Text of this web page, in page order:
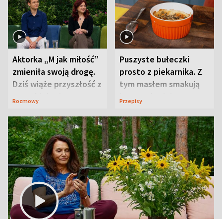
Aktorka „M jak miłość”
zmieniła swoją drogę.
Dziś wiąże przyszłość z
neurobiologią
Rozmowy
Puszyste bułeczki
prosto z piekarnika. Z
tym masłem smakują
jeszcze lepiej
Przepisy